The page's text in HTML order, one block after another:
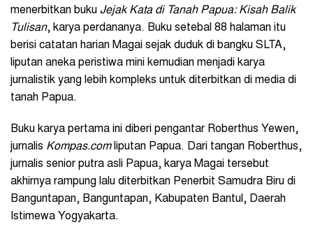
menerbitkan buku Jejak Kata di Tanah Papua: Kisah Balik
Tulisan, karya perdananya. Buku setebal 88 halaman itu
berisi catatan harian Magai sejak duduk di bangku SLTA,
liputan aneka peristiwa mini kemudian menjadi karya
jurnalistik yang lebih kompleks untuk diterbitkan di media di
tanah Papua.
Buku karya pertama ini diberi pengantar Roberthus Yewen,
jurnalis Kompas.comliputan Papua. Dari tangan Roberthus,
jurnalis senior putra asli Papua, karya Magai tersebut
akhirnya rampung lalu diterbitkan Penerbit Samudra Biru di
Banguntapan, Banguntapan, Kabupaten Bantul, Daerah
Istimewa Yogyakarta.